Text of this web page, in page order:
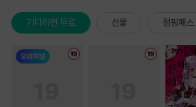
기다리면 무료 선물 점핑패스